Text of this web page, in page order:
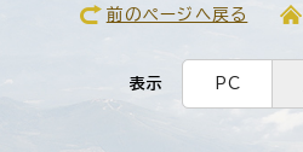
前のページへ戻る
表示 PC